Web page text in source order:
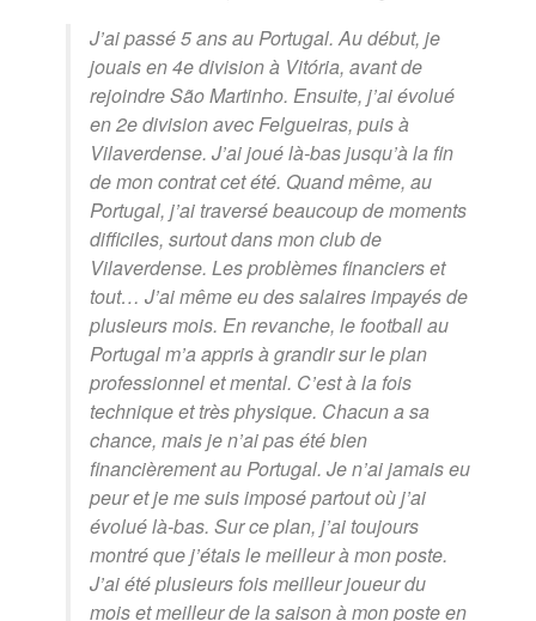
J’ai passé 5 ans au Portugal. Au début, je
jouais en 4e division à Vitória, avant de
rejoindre São Martinho. Ensuite, j’ai évolué
en 2e division avec Felgueiras, puis à
Vilaverdense. J’ai joué là-bas jusqu’à la fin
de mon contrat cet été. Quand même, au
Portugal, j’ai traversé beaucoup de moments
difficiles, surtout dans mon club de
Vilaverdense. Les problèmes financiers et
tout… J’ai même eu des salaires impayés de
plusieurs mois. En revanche, le football au
Portugal m’a appris à grandir sur le plan
professionnel et mental. C’est à la fois
technique et très physique. Chacun a sa
chance, mais je n’ai pas été bien
financièrement au Portugal. Je n’ai jamais eu
peur et je me suis imposé partout où j’ai
évolué là-bas. Sur ce plan, j’ai toujours
montré que j’étais le meilleur à mon poste.
J’ai été plusieurs fois meilleur joueur du
mois et meilleur de la saison à mon poste en